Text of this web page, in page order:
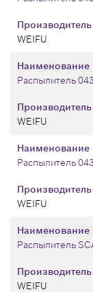
Производитель
WEIFU
Производитель
WEIFU
Наименование
Распылитель
Производитель
WEIFU
Наименование
Распылитель
Производитель
WEIFU
Наименование
Распылитель